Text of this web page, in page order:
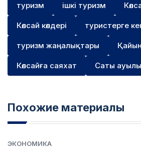
туризм ішкі туризм
Көлсай көлдері туристерге
туризм жаңалықтары
Көлсайға саяхат Саты ауылы
Похожие материалы
ЭКОНОМИКА